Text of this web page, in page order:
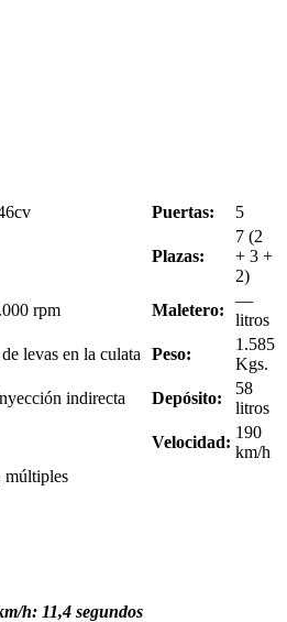
Puertas: 5
Plazas:
7 (2
+ 3 +
2)
rpm Maletero:
—
litros
levas en la culata Peso:
1.585
Kgs.
indirecta Depósito:
58
litros
Velocidad:
190
km/h
múltiples
h: 11,4 segundos